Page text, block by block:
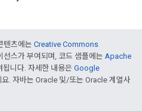
텐츠에는 Creative Commons
선스가 부여되며, 코드 샘플에는 Apache
됩니다. 자세한 내용은 Google
요. 자바는 Oracle 및/또는 Oracle 계열사